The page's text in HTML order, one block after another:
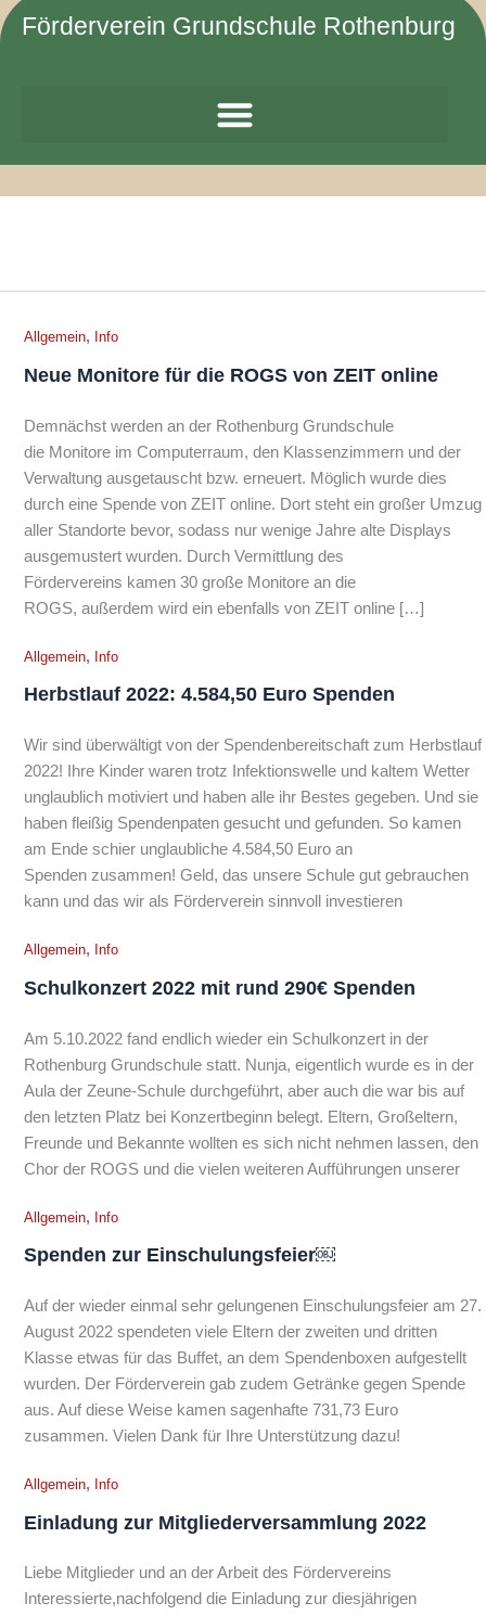
Zum
InhaltFörderverein Grundschule Rothenburg
Allgemein, Info
Neue Monitore für die ROGS von ZEIT online
Demnächst werden an der Rothenburg Grundschule
die Monitore im Computerraum, den Klassenzimmern und der
Verwaltung ausgetauscht bzw. erneuert. Möglich wurde dies
durch eine Spende von ZEIT online. Dort steht ein großer Umzug
aller Standorte bevor, sodass nur wenige Jahre alte Displays
ausgemustert wurden. Durch Vermittlung des
Fördervereins kamen 30 große Monitore an die
ROGS, außerdem wird ein ebenfalls von ZEIT online […]
Allgemein, Info
Herbstlauf 2022: 4.584,50 Euro Spenden
Wir sind überwältigt von der Spendenbereitschaft zum Herbstlauf
2022! Ihre Kinder waren trotz Infektionswelle und kaltem Wetter
unglaublich motiviert und haben alle ihr Bestes gegeben. Und sie
haben fleißig Spendenpaten gesucht und gefunden. So kamen
am Ende schier unglaubliche 4.584,50 Euro an
Spenden zusammen! Geld, das unsere Schule gut gebrauchen
kann und das wir als Förderverein sinnvoll investieren
Allgemein, Info
Schulkonzert 2022 mit rund 290€ Spenden
Am 5.10.2022 fand endlich wieder ein Schulkonzert in der
Rothenburg Grundschule statt. Nunja, eigentlich wurde es in der
Aula der Zeune-Schule durchgeführt, aber auch die war bis auf
den letzten Platz bei Konzertbeginn belegt. Eltern, Großeltern,
Freunde und Bekannte wollten es sich nicht nehmen lassen, den
Chor der ROGS und die vielen weiteren Aufführungen unserer
Allgemein, Info
Spenden zur Einschulungsfeier￼
Auf der wieder einmal sehr gelungenen Einschulungsfeier am 27.
August 2022 spendeten viele Eltern der zweiten und dritten
Klasse etwas für das Buffet, an dem Spendenboxen aufgestellt
wurden. Der Förderverein gab zudem Getränke gegen Spende
aus. Auf diese Weise kamen sagenhafte 731,73 Euro
zusammen. Vielen Dank für Ihre Unterstützung dazu!
Allgemein, Info
Einladung zur Mitgliederversammlung 2022
Liebe Mitglieder und an der Arbeit des Fördervereins
Interessierte,nachfolgend die Einladung zur diesjährigen